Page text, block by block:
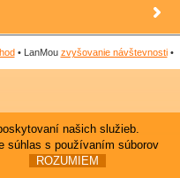
• LanMou zvyšovanie návštevnosti•
našich služieb.
súhlas s používaním súborov
ROZUMIEM